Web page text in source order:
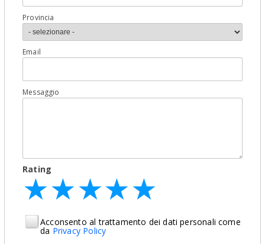
Provincia
Email
Messaggio
Rating
★
★★
★★★
★★★★
★★★★★
Acconsento al trattamento dei dati personali come
da Privacy Policy